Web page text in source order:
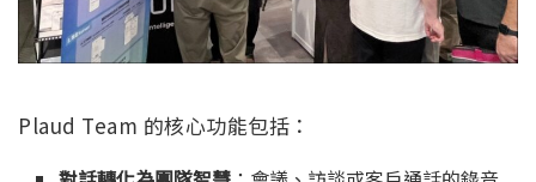
Plaud Team 的核心功能包括：